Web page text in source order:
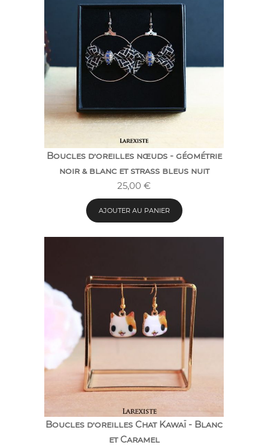
Boucles d’oreilles nœuds - géométrie
noir & blanc et strass bleus nuit
25,00 €
AJOUTER AU PANIER
Boucles d’oreilles Chat Kawaï - Blanc
et Caramel